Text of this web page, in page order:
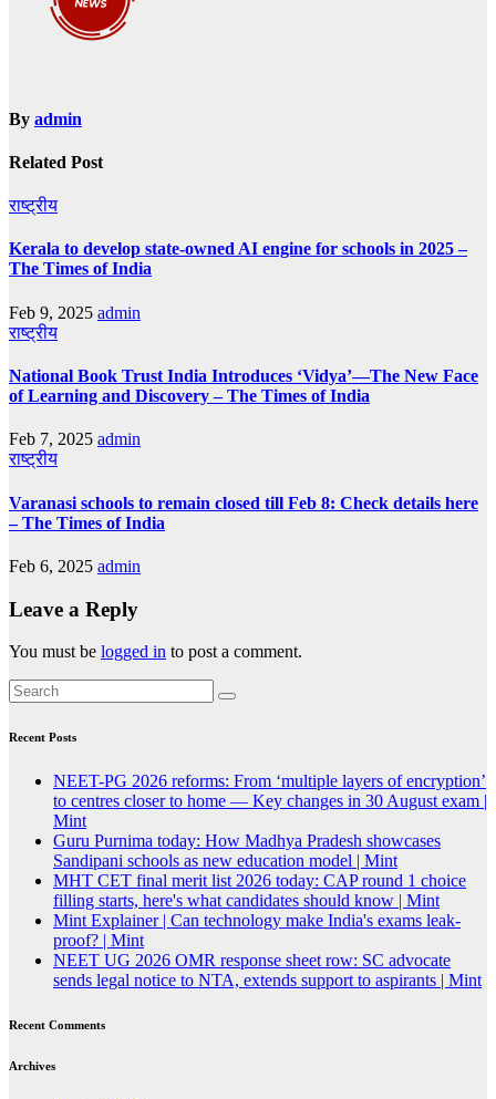
By admin
Related Post
राष्ट्रीय
Kerala to develop state-owned AI engine for schools in 2025 –
The Times of India
Feb 9, 2025 admin
राष्ट्रीय
National Book Trust India Introduces ‘Vidya’—The New Face
of Learning and Discovery – The Times of India
Feb 7, 2025 admin
राष्ट्रीय
Varanasi schools to remain closed till Feb 8: Check details here
– The Times of India
Feb 6, 2025 admin
Leave a Reply
You must be logged in to post a comment.
Recent Posts
NEET-PG 2026 reforms: From ‘multiple layers of encryption’
to centres closer to home — Key changes in 30 August exam |
Mint
Guru Purnima today: How Madhya Pradesh showcases
Sandipani schools as new education model | Mint
MHT CET final merit list 2026 today: CAP round 1 choice
filling starts, here's what candidates should know | Mint
Mint Explainer | Can technology make India's exams leak-
proof? | Mint
NEET UG 2026 OMR response sheet row: SC advocate
sends legal notice to NTA, extends support to aspirants | Mint
Recent Comments
Archives